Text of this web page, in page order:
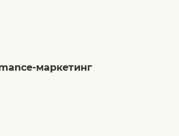
маркетинг